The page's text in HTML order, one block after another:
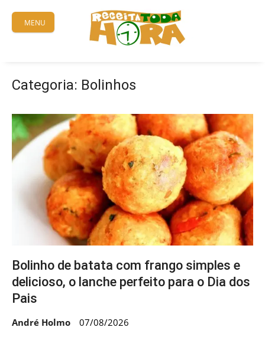
content
MENU
Categoria: Bolinhos
Bolinho de batata com frango simples e
delicioso, o lanche perfeito para o Dia dos
Pais
André Holmo 07/08/2026